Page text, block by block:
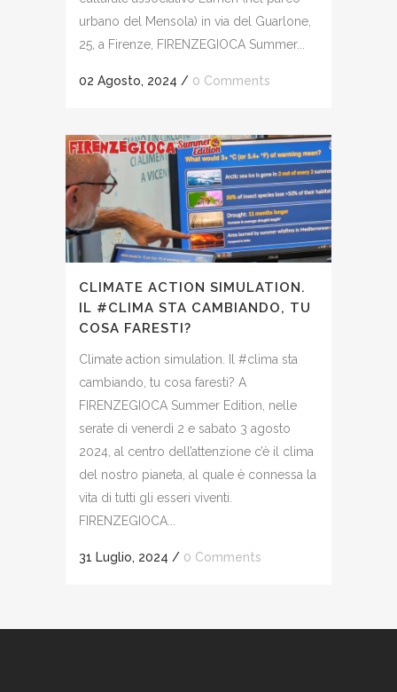
urbano del Mensola) in via del Guarlone,
25, a Firenze, FIRENZEGIOCA Summer...
02 Agosto, 2024 / 0 Comments
CLIMATE ACTION SIMULATION.
IL #CLIMA STA CAMBIANDO, TU
COSA FARESTI?
Climate action simulation. Il #clima sta
cambiando, tu cosa faresti? A
FIRENZEGIOCA Summer Edition, nelle
serate di venerdì 2 e sabato 3 agosto
2024, al centro dell’attenzione c’è il clima
del nostro pianeta, al quale è connessa la
vita di tutti gli esseri viventi.
FIRENZEGIOCA...
31 Luglio, 2024 / 0 Comments